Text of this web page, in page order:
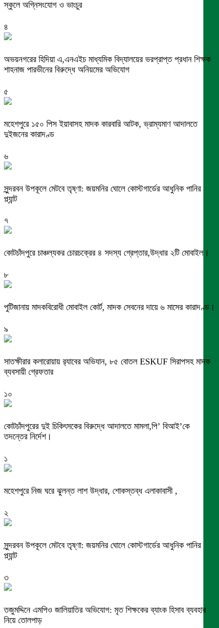
স্কুলে অগ্নিসংযোগ ও ভাংচুর
৪
অভয়নগরের হিদিয়া এ,এনএইচ মাধ্যমিক বিদ্যালয়ের ভরপ্রাপ্ত প্রধান শিক্ষক
শাহনাজ পারভীনের বিরুদ্ধে অনিয়মের অভিযোগ
৫
মহেশপুরে ১৫০ পিস ইয়াবাসহ মাদক কারবারি আটক, ভ্রাম্যমাণ আদালতে
দুইজনের কারাদণ্ড
৬
সুন্দরবন উপকূলে মেটবে তৃষ্ণা: জয়মনির ঘোলে কোস্টগার্ডের আধুনিক পানির
প্ল্যান্ট
৭
কোটচাঁদপুরে চাঞ্চল্যকর চোরচক্রের ৪ সদস্য গ্রেপ্তার,উদ্ধার ২টি মোবাইল।
৮
পুটিজানায় মাদকবিরোধী মোবাইল কোর্ট, মাদক সেবনের দায়ে ৬ মাসের কারাদণ্ড।
৯
সাতক্ষীরার কলারোয়ায় র‍্যাবের অভিযান, ৮৫ বোতল ESKUF সিরাপসহ মাদক
ব্যবসায়ী গ্রেফতার
১০
কোটচাঁদপুরের দুই চিকিৎসকের বিরুদ্ধে আদালতে মামলা,পি’ বিআই’কে
তদন্তের নির্দেশ।
১
মহেশপুরে নিজ ঘরে ঝুলন্ত লাশ উদ্ধার, শোকস্তব্ধ এলাকাবাসী ,
২
সুন্দরবন উপকূলে মেটবে তৃষ্ণা: জয়মনির ঘোলে কোস্টগার্ডের আধুনিক পানির
প্ল্যান্ট
৩
তজুমদ্দিনে এমপিও জালিয়াতির অভিযোগ: মৃত শিক্ষকের ব্যাংক হিসাব ব্যবহার
নিয়ে তোলপাড়